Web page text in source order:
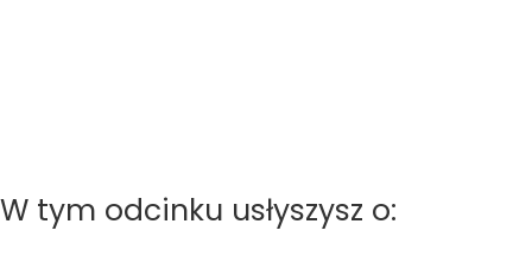
W tym odcinku usłyszysz o: